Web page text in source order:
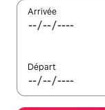
Arrivée
Départ